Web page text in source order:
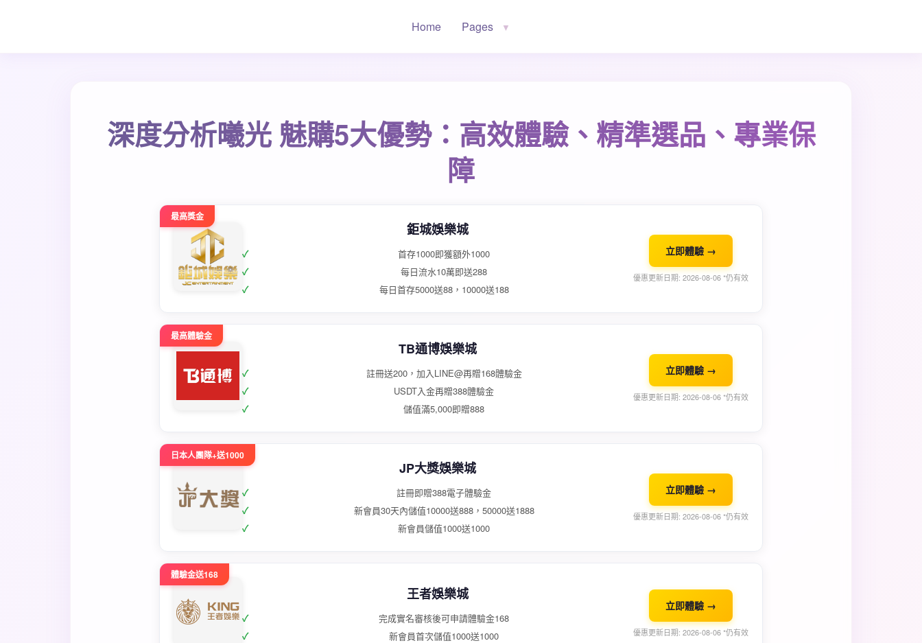
Home Pages ▼
深度分析曦光 魅購5大優勢：高效體驗、精準選品、專業保
障
最高獎金
鉅城娛樂城
首存1000即獲額外1000
每日流水10萬即送288
每日首存5000送88，10000送188
立即體驗 →
優惠更新日期: 2026-08-06 *仍有效
最高體驗金
TB通博娛樂城
註冊送200，加入LINE@再贈168體驗金
USDT入金再贈388體驗金
儲值滿5,000即贈888
立即體驗 →
優惠更新日期: 2026-08-06 *仍有效
日本人團隊+送1000
JP大獎娛樂城
註冊即贈388電子體驗金
新會員30天內儲值10000送888，50000送1888
新會員儲值1000送1000
立即體驗 →
優惠更新日期: 2026-08-06 *仍有效
體驗金送168
王者娛樂城
完成實名審核後可申請體驗金168
新會員首次儲值1000送1000
立即體驗 →
優惠更新日期: 2026-08-06 *仍有效